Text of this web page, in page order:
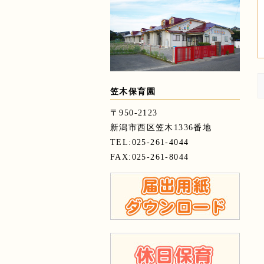
笠木保育園
〒950-2123
新潟市西区笠木1336番地
TEL:025-261-4044
FAX:025-261-8044